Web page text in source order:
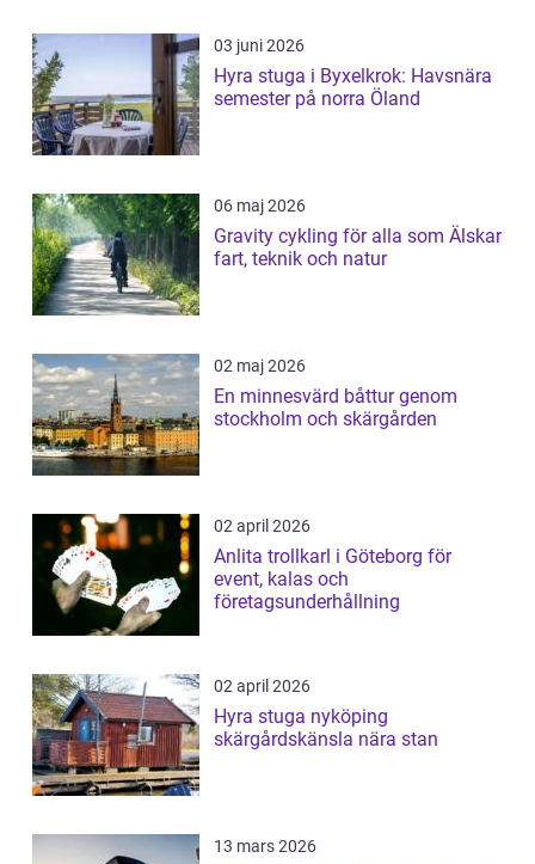
03 juni 2026
Hyra stuga i Byxelkrok: Havsnära
semester på norra Öland
06 maj 2026
Gravity cykling för alla som Älskar
fart, teknik och natur
02 maj 2026
En minnesvärd båttur genom
stockholm och skärgården
02 april 2026
Anlita trollkarl i Göteborg för
event, kalas och
företagsunderhållning
02 april 2026
Hyra stuga nyköping
skärgårdskänsla nära stan
13 mars 2026